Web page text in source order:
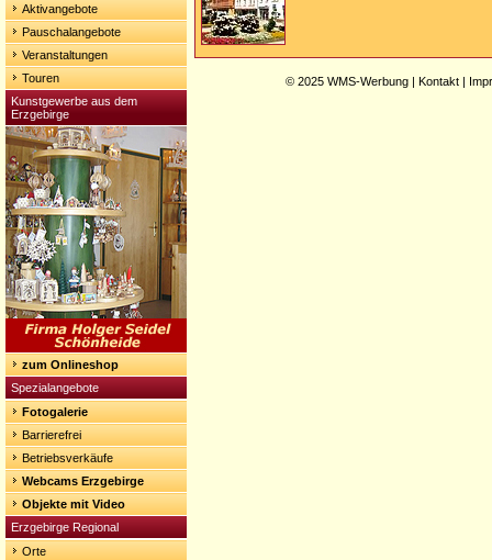
Aktivangebote
Pauschalangebote
Veranstaltungen
Touren
Kunstgewerbe aus dem
Erzgebirge
zum Onlineshop
Spezialangebote
Fotogalerie
Barrierefrei
Betriebsverkäufe
Webcams Erzgebirge
Objekte mit Video
Erzgebirge Regional
Orte
© 2025 WMS-Werbung | Kontakt |